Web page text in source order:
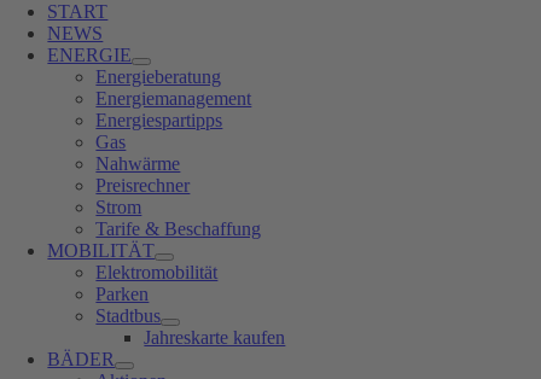
START
NEWS
ENERGIE
Energieberatung
Energiemanagement
Energiespartipps
Gas
Nahwärme
Preisrechner
Strom
Tarife & Beschaffung
MOBILITÄT
Elektromobilität
Parken
Stadtbus
Jahreskarte kaufen
BÄDER